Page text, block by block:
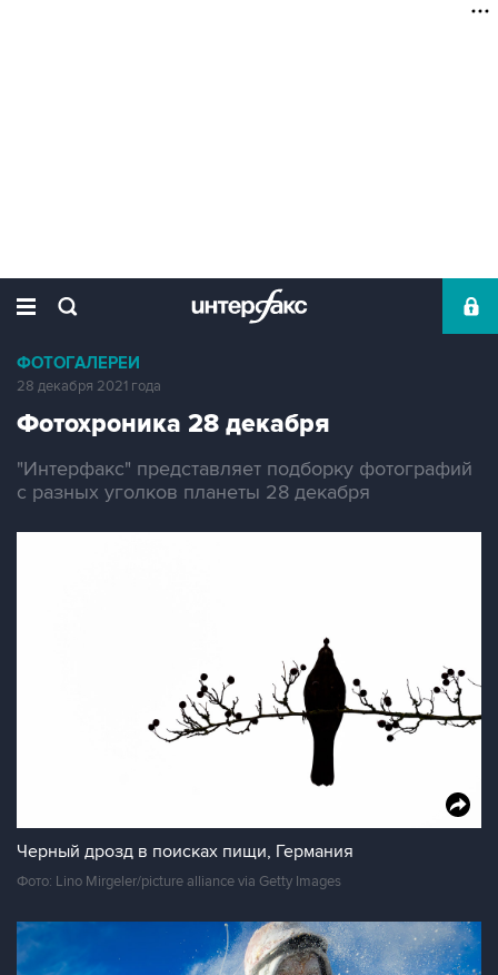
ФОТОГАЛЕРЕИ
28 декабря 2021 года
Фотохроника 28 декабря
"Интерфакс" представляет подборку фотографий
с разных уголков планеты 28 декабря
Черный дрозд в поисках пищи, Германия
Фото: Lino Mirgeler/picture alliance via Getty Images